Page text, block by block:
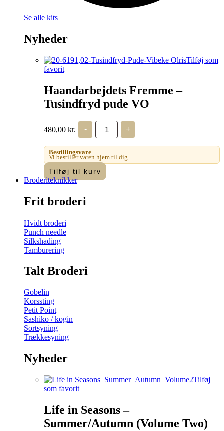
Se alle kits
Nyheder
Tilføj som
favorit
Haandarbejdets Fremme –
Tusindfryd pude VO
480,00 kr. -
Haandarbejdets
Fremme
-
Tusindfryd
pude
VO
antal
+
Bestillingsvare
Vi bestiller varen hjem til dig.
Tilføj til kurv
Broderiteknikker
Frit broderi
Hvidt broderi
Punch needle
Silkshading
Tamburering
Talt Broderi
Gobelin
Korssting
Petit Point
Sashiko / kogin
Sortsyning
Trækkesyning
Nyheder
Tilføj
som favorit
Life in Seasons –
Summer/Autumn (Volume Two)